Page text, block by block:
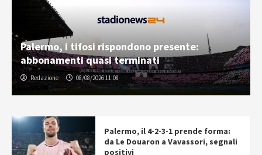
Palermo, i tifosi rispondono presente:
abbonamenti quasi terminati
Redazione 08/08/2026 11:08
Palermo, il 4-2-3-1 prende forma:
da Le Douaron a Vavassori, segnali
positivi